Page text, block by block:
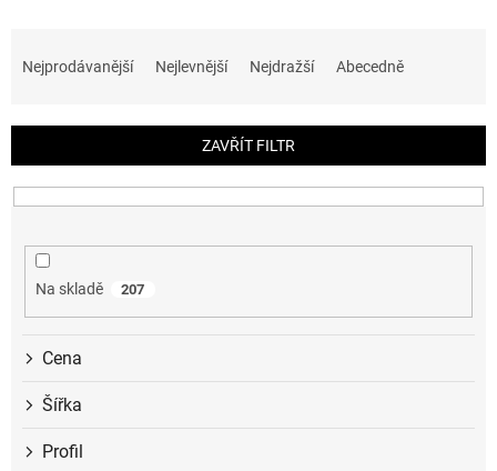
í
p
r
Nejprodávanější Nejlevnější Nejdražší Abecedně
ZAVŘÍT FILTR
Na skladě 207
Cena
Šířka
Profil